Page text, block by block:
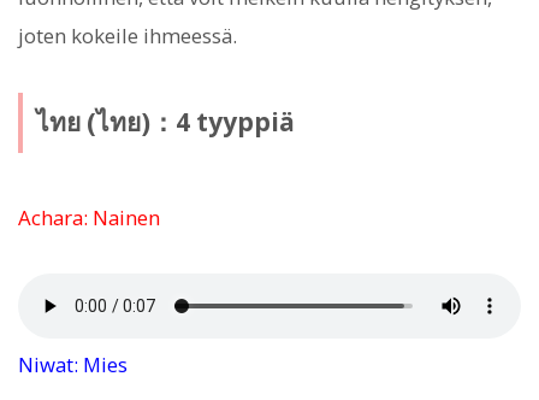
joten kokeile ihmeessä.
ไทย (ไทย)：4 tyyppiä
Achara: Nainen
Niwat: Mies